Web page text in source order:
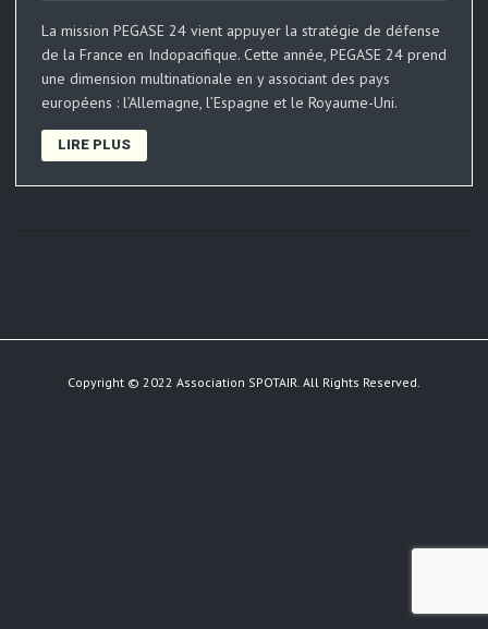
La mission PEGASE 24 vient appuyer la stratégie de défense
de la France en Indopacifique. Cette année, PEGASE 24 prend
une dimension multinationale en y associant des pays
européens : l’Allemagne, l’Espagne et le Royaume-Uni.
LIRE PLUS
Copyright © 2022 Association SPOTAIR. All Rights Reserved.